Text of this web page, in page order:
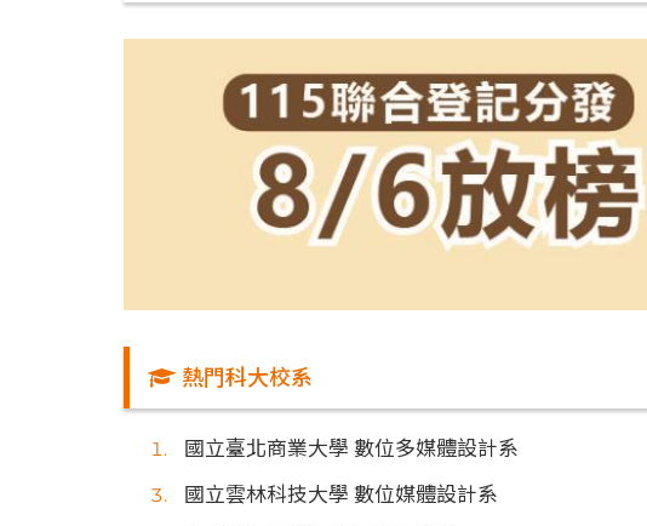
熱門科大校系
國立臺北商業大學 數位多媒體設計系
國立雲林科技大學 數位媒體設計系